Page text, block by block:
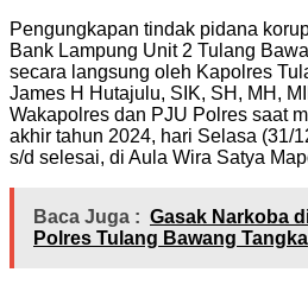
Pengungkapan tindak pidana
Bank Lampung Unit 2 Tulang
secara langsung oleh Kapolres
James H Hutajulu, SIK, SH, MH,
Wakapolres dan PJU Polres saat
akhir tahun 2024, hari Selasa (31/
s/d selesai, di Aula Wira Satya
Baca Juga : Gasak Narkoba
Polres Tulang Bawang